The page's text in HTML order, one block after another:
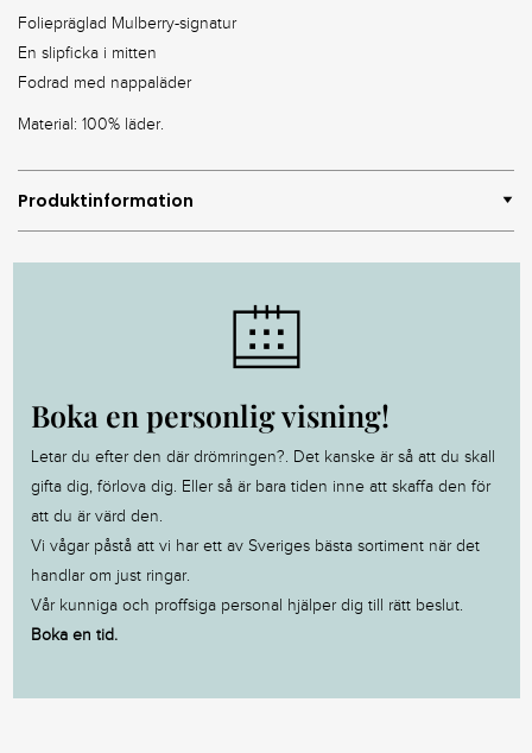
Foliepräglad Mulberry-signatur
En slipficka i mitten
Fodrad med nappaläder
Material: 100% läder.
Produktinformation
Boka en personlig visning!
Letar du efter den där drömringen?. Det kanske är så att du skall
gifta dig, förlova dig. Eller så är bara tiden inne att skaffa den för
att du är värd den.
Vi vågar påstå att vi har ett av Sveriges bästa sortiment när det
handlar om just ringar.
Vår kunniga och proffsiga personal hjälper dig till rätt beslut.
Boka en tid.